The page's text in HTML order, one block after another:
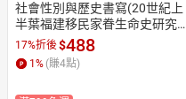
社會性別與歷史書寫(20世紀上
半葉福建移民家眷生命史研究)/
南洋文庫丨天龍圖書簡體字專
賣店丨9787522754949 (tl260
9)
17%折後$488
1% (賺4點)